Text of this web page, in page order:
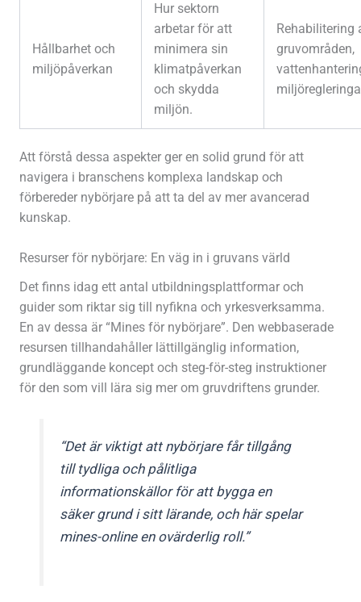
Hållbarhet och
miljöpåverkan
Hur sektorn
arbetar för att
minimera sin
klimatpåverkan
och skydda
miljön.
Rehabilitering
gruvområden,
Att förstå dessa aspekter ger en solid grund för att
navigera i branschens komplexa landskap och
förbereder nybörjare på att ta del av mer avancerad
kunskap.
Resurser för nybörjare: En väg in i gruvans värld
Det finns idag ett antal utbildningsplattformar och
guider som riktar sig till nyfikna och yrkesverksamma.
En av dessa är “Mines för nybörjare”. Den webbaserade
resursen tillhandahåller lättillgänglig information,
grundläggande koncept och steg-för-steg instruktioner
för den som vill lära sig mer om gruvdriftens grunder.
“Det är viktigt att nybörjare får tillgång
till tydliga och pålitliga
informationskällor för att bygga en
säker grund i sitt lärande, och här spelar
mines-online en ovärderlig roll.”